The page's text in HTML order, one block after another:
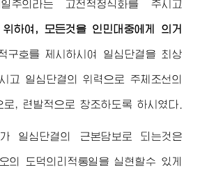
주의라는 고전적정식화를 주시고
하여, 모든것을 인민대중에게 의거
구호를 제시하시여 일심단결을 최상
고 일심단결의 위력으로 주체조선의
로, 련발적으로 창조하도록 하시였다.
가 일심단결의 근본담보로 되는것은
의 도덕의리적통일을 실현할수 있게